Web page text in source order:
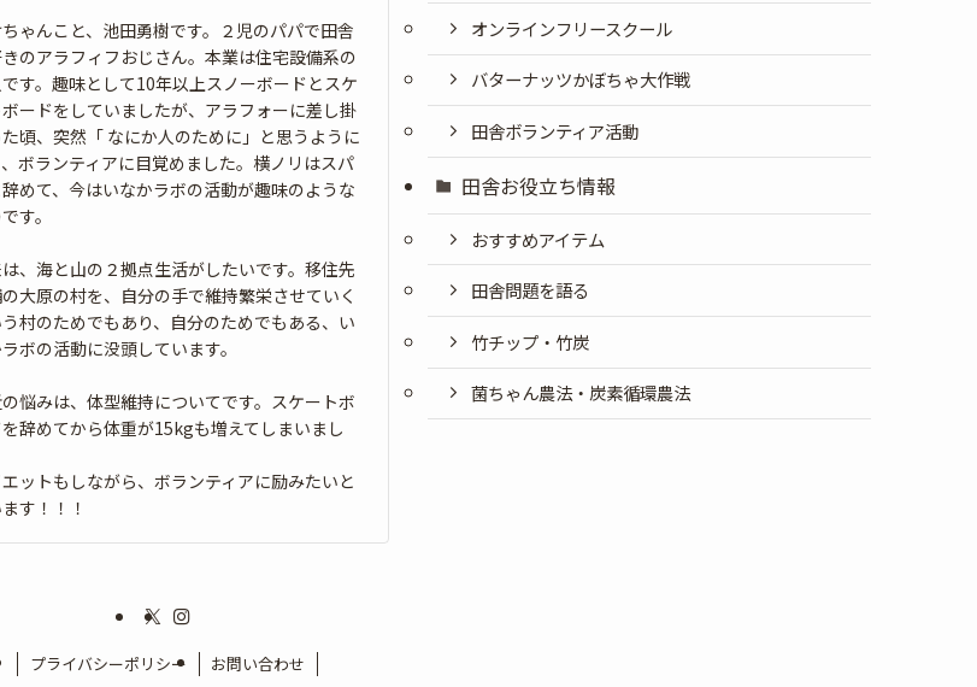
ゃんこと、池田勇樹です。２児のパパで田舎
のアラフィフおじさん。本業は住宅設備系の
す。趣味として10年以上スノーボードとスケ
ードをしていましたが、アラフォーに差し掛
頃、突然「 なにか人のために」と思うように
ボランティアに目覚めました。横ノリはスパ
めて、今はいなかラボの活動が趣味のような
す。
、海と山の２拠点生活がしたいです。移住先
大原の村を、自分の手で維持繁栄させていく
村のためでもあり、自分のためでもある、い
ボの活動に没頭しています。
悩みは、体型維持についてです。スケートボ
辞めてから体重が15kgも増えてしまいまし
ットもしながら、ボランティアに励みたいと
す！！！
オンラインフリースクール
バターナッツかぼちゃ大作戦
田舎ボランティア活動
田舎お役立ち情報
おすすめアイテム
田舎問題を語る
竹チップ・竹炭
菌ちゃん農法・炭素循環農法
プライバシーポリシー お問い合わせ